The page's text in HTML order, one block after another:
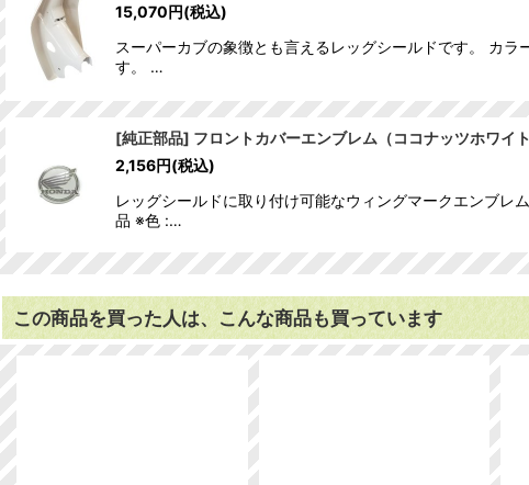
15,070円(税込)
スーパーカブの象徴とも言えるレッグシールドです。 カ
す。 …
[純正部品] フロントカバーエンブレム（ココナッツホワイト
2,156円(税込)
レッグシールドに取り付け可能なウィングマークエンブ
品 ※色 :…
この商品を買った人は、こんな商品も買っています